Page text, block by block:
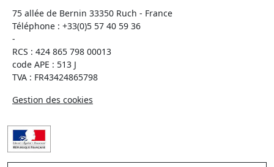
75 allée de Bernin 33350 Ruch - France
Téléphone : +33(0)5 57 40 59 36
-
RCS : 424 865 798 00013
code APE : 513 J
TVA : FR43424865798
Gestion des cookies